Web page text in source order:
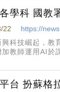
學科 國教
22
https://
科技崛起，教
教師運用AI於
台 扮蘇格